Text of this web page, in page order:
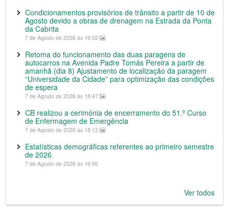
Condicionamentos provisórios de trânsito a partir de 10 de
Agosto devido a obras de drenagem na Estrada da Ponta
da Cabrita
7 de Agosto de 2026 às 19:02
Retoma do funcionamento das duas paragens de
autocarros na Avenida Padre Tomás Pereira a partir de
amanhã (dia 8) Ajustamento de localização da paragem
“Universidade da Cidade” para optimização das condições
de espera
7 de Agosto de 2026 às 18:47
CB realizou a cerimónia de encerramento do 51.º Curso
de Enfermagem de Emergência
7 de Agosto de 2026 às 18:12
Estatísticas demográficas referentes ao primeiro semestre
de 2026
7 de Agosto de 2026 às 16:00
Ver todos